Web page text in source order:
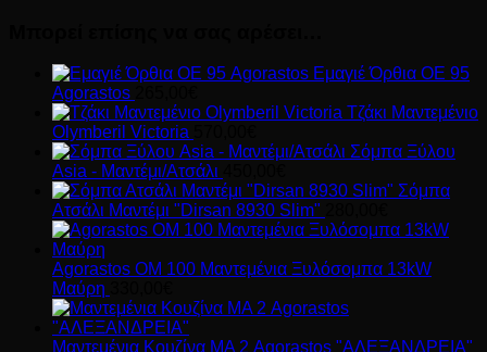
Εμαγιέ Όρθια ΟΕ 95
Agorastos
Τζάκι Μαντεμένιο
Olymberil Victoria
Σόμπα Ξύλου
Asia - Μαντέμι/Ατσάλι
Σόμπα
Ατσάλι Μαντέμι "Dirsan 8930 Slim"
Agorastos ΟΜ 100 Μαντεμένια Ξυλόσομπα 13kW
Μαύρη
Μαντεμένια Κουζίνα ΜΑ 2 Agorastos "ΑΛΕΞΑΝΔΡΕΙΑ"